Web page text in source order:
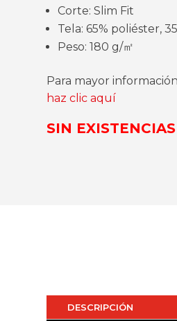
Corte: Slim Fit
Tela: 65% poliéster,
Peso: 180 g/㎡
Para mayor
haz clic aquí
SIN EXISTENCIAS
DESCRIPCIÓN